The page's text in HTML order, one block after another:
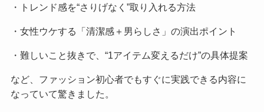
・トレンド感を“さりげなく”取り入れる方法
・女性ウケする「清潔感＋男らしさ」の演出ポイント
・難しいこと抜きで、“1アイテム変えるだけ”の具体提案
など、ファッション初心者でもすぐに実践できる内容に
なっていて驚きました。